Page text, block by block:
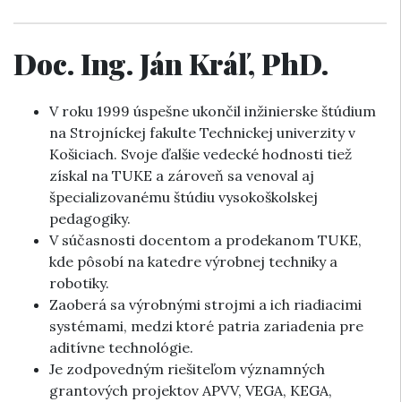
Doc. Ing. Ján Kráľ, PhD.
V roku 1999 úspešne ukončil inžinierske štúdium
na Strojníckej fakulte Technickej univerzity v
Košiciach. Svoje ďalšie vedecké hodnosti tiež
získal na TUKE a zároveň sa venoval aj
špecializovanému štúdiu vysokoškolskej
pedagogiky.
V súčasnosti docentom a prodekanom TUKE,
kde pôsobí na katedre výrobnej techniky a
robotiky.
Zaoberá sa výrobnými strojmi a ich riadiacimi
systémami, medzi ktoré patria zariadenia pre
aditívne technológie.
Je zodpovedným riešiteľom významných
grantových projektov APVV, VEGA, KEGA,